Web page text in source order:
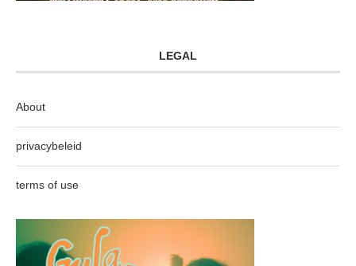
LEGAL
About
privacybeleid
terms of use